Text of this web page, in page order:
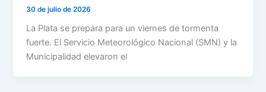
30 de julio de 2026
La Plata se prepara para un viernes de tormenta
fuerte. El Servicio Meteorológico Nacional (SMN) y la
Municipalidad elevaron el